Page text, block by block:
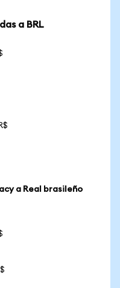
a BRL
a Real brasileño